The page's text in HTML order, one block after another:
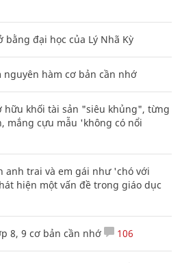
đại học của Lý Nhã Kỳ
nguyên hàm cơ bản cần nhớ
hữu khối tài sản "siêu khủng", từng
mắng cựu mẫu 'không có nổi
anh trai và em gái như 'chó với
hiện một vấn đề trong giáo dục
8, 9 cơ bản cần nhớ 106